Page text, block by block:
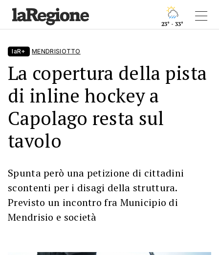
23° - 33°
laR+ MENDRISIOTTO
La copertura della pista
di inline hockey a
Capolago resta sul
tavolo
Spunta però una petizione di cittadini
scontenti per i disagi della struttura.
Previsto un incontro fra Municipio di
Mendrisio e società